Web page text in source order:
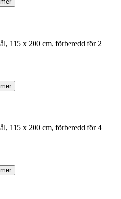
115 x 200 cm, förberedd för 2
mer
115 x 200 cm, förberedd för 4